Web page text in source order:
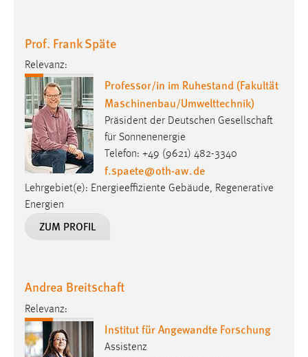
Prof. Frank Späte
Relevanz:
Professor/in im Ruhestand (Fakultät
Maschinenbau/Umwelttechnik)
Präsident der Deutschen Gesellschaft
für Sonnenenergie
Telefon: +49 (9621) 482-3340
f.spaete@oth-aw.de
Lehrgebiet(e): Energieeffiziente Gebäude, Regenerative
Energien
ZUM PROFIL
Andrea Breitschaft
Relevanz:
Institut für Angewandte Forschung
Assistenz